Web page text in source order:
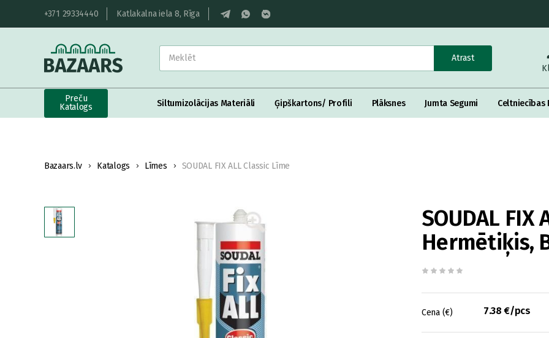
+371 29334440 Katlakalna iela 8, Rīga
Atrast
Preču
Katalogs
Siltumizolācijas Materiāli Ģipškartons/ Profili Plāksnes Jumta Segumi Celtniecības
Bazaars.lv Katalogs Līmes SOUDAL FIX ALL Classic Līme
SOUDAL FIX
Hermētiķis,
Cena (€) 7.38 €/pcs